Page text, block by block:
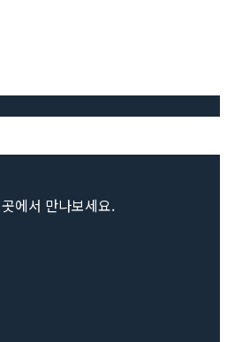
에서 만나보세요.